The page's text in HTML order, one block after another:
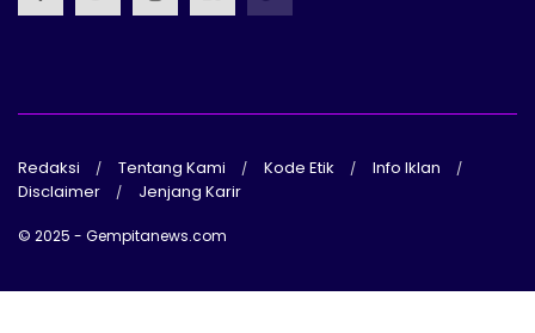
Redaksi Tentang Kami Kode Etik
Info Iklan
Disclaimer
Jenjang Karir
© 2025 - Gempitanews.com